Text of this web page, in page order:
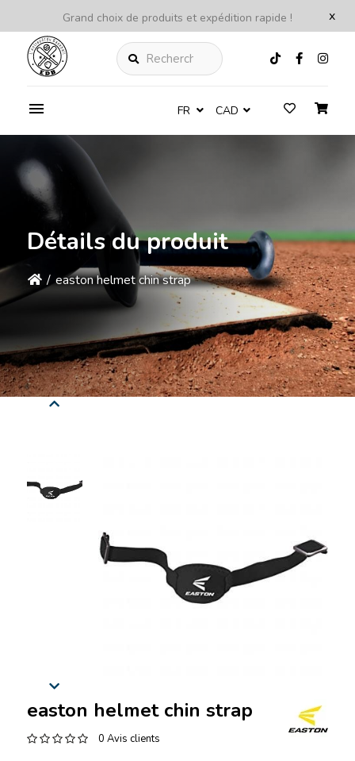
x
Grand choix de produits et expédition rapide !
Rechercher
FR CAD
Détails du produit
/ easton helmet chin strap
easton helmet chin strap
0 Avis clients